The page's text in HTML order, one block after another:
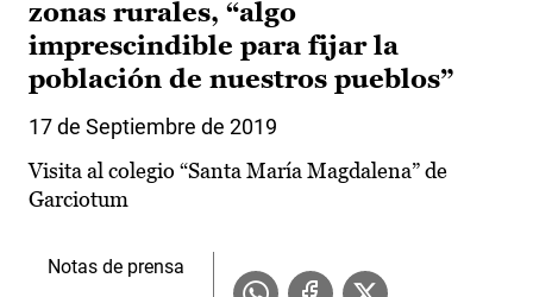
zonas rurales, “algo
imprescindible para fijar la
población de nuestros pueblos”
17 de Septiembre de 2019
Visita al colegio “Santa María Magdalena” de
Garciotum
Notas de prensa